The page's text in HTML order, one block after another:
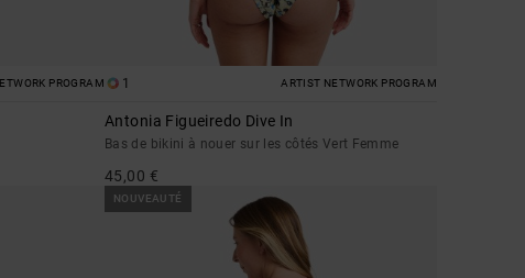
PROGRAM 1 ARTIST NETWORK PROGRAM
Antonia Figueiredo Dive In
Bas de bikini à nouer sur les côtés Vert Femme
45,00 €
NOUVEAUTÉ